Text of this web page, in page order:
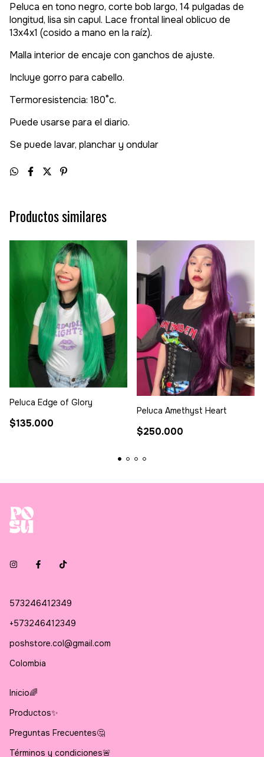
Peluca en tono negro, corte bob largo, 14 pulgadas de
longitud, lisa sin capul. Lace frontal lineal oblicuo de
13x4x1 (cosido a mano en la raíz).
Malla interior de encaje con ganchos de ajuste.
Incluye gorro para cabello.
Termoresistencia: 180°c.
Puede usarse para el diario.
Se puede lavar, planchar y ondular
Productos similares
Peluca Edge of Glory
$135.000
Peluca Amethyst Heart
$250.000
573246412349
+573246412349
poshstore.col@gmail.com
Colombia
Inicio🌈
Productos✨
Preguntas Frecuentes🤔
Términos y condiciones🚨